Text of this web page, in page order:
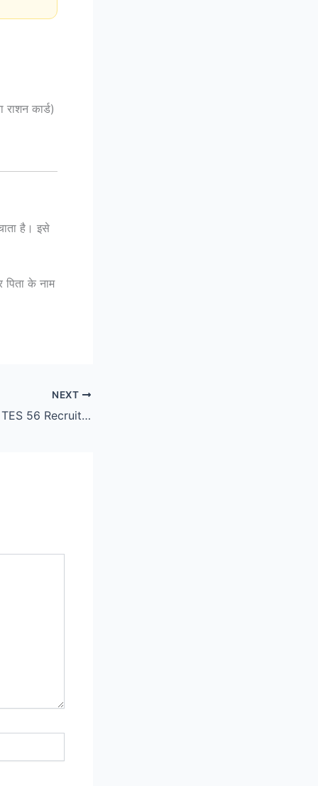
कार्ड)
है। इसे
के नाम
NEXT
Indian Army 10+2 TES 56 Recruitment 2026 – Apply Online for 90 Posts (Full Details)